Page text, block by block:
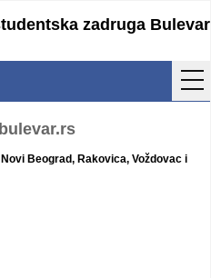
zadruga Bulevar
Beograd, Rakovica, Voždovac i